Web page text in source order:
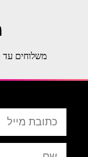
משלוחים עד